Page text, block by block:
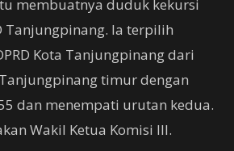
membuatnya duduk kekursi
Tanjungpinang. Ia terpilih
Kota Tanjungpinang dari
timur dengan
dan menempati urutan kedua.
Wakil Ketua Komisi III.